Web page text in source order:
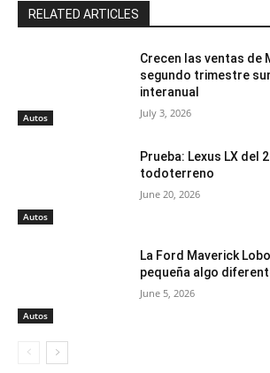
RELATED ARTICLES
Autos
Crecen las ventas de
segundo trimestre
interanual
July 3, 2026
Autos
Prueba: Lexus LX del
todoterreno
June 20, 2026
Autos
La Ford Maverick
pequeña algo
June 5, 2026